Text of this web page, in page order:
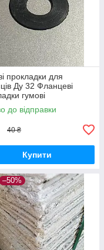
прокладки для
Ду 32 Фланцеві
гумові
гумові
до відправки
40 ₴
Купити
–50%